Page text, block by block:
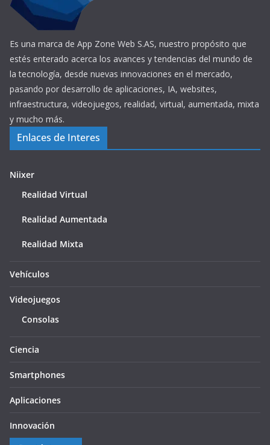
Es una marca de App Zone Web S.AS, nuestro propósito que
estés enterado acerca los avances y tendencias del mundo de
la tecnología, desde nuevas innovaciones en el mercado,
pasando por desarrollo de aplicaciones, IA, websites,
infraestructura, videojuegos, realidad, virtual, aumentada, mixta
y mucho más.
Enlaces de Interes
Niixer
Realidad Virtual
Realidad Aumentada
Realidad Mixta
Vehículos
Videojuegos
Consolas
Ciencia
Smartphones
Aplicaciones
Innovación